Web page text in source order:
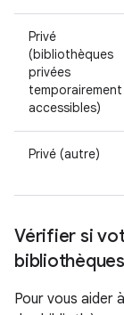
Privé
(bibliothèques
privées
temporairement
accessibles)
Privé (autre)
Vérifier si
Pour vous aider